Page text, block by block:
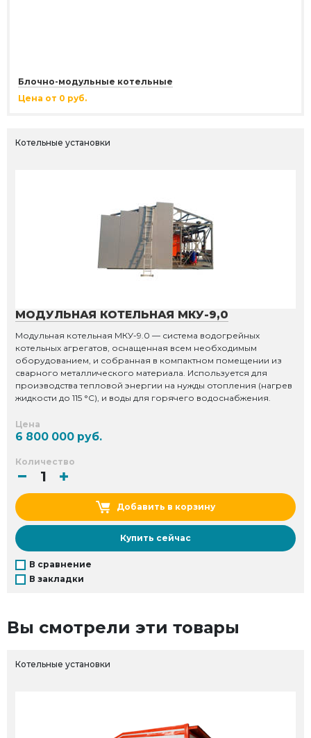
Блочно-модульные котельные
Цена от 0 руб.
Котельные установки
МОДУЛЬНАЯ КОТЕЛЬНАЯ МКУ-9,0
Модульная котельная МКУ-9.0 — система водогрейных
котельных агрегатов, оснащенная всем необходимым
оборудованием, и собранная в компактном помещении из
сварного металлического материала. Используется для
производства тепловой энергии на нужды отопления (нагрев
жидкости до 115 °С), и воды для горячего водоснабжения.
Цена
6 800 000 руб.
Количество
Добавить в корзину
Купить сейчас
В сравнение
В закладки
Вы смотрели эти товары
Котельные установки